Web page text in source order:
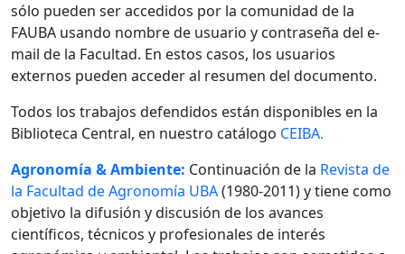
sólo pueden ser accedidos por la comunidad de la
FAUBA usando nombre de usuario y contraseña del e-
mail de la Facultad. En estos casos, los usuarios
externos pueden acceder al resumen del documento.
Todos los trabajos defendidos están disponibles en la
Biblioteca Central, en nuestro catálogo CEIBA.
Agronomía & Ambiente: Continuación de la Revista de
la Facultad de Agronomía UBA(1980-2011) y tiene como
objetivo la difusión y discusión de los avances
científicos, técnicos y profesionales de interés